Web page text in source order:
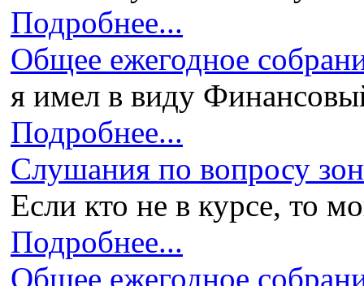
Подробнее...
Общее ежегодное
я имел в виду
Подробнее...
Слушания по вопросу
Если кто не в курсе, то
Подробнее...
Общее ежегодное